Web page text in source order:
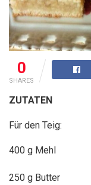
0
SHARES
ZUTATEN
Für den Teig:
400 g Mehl
250 g Butter